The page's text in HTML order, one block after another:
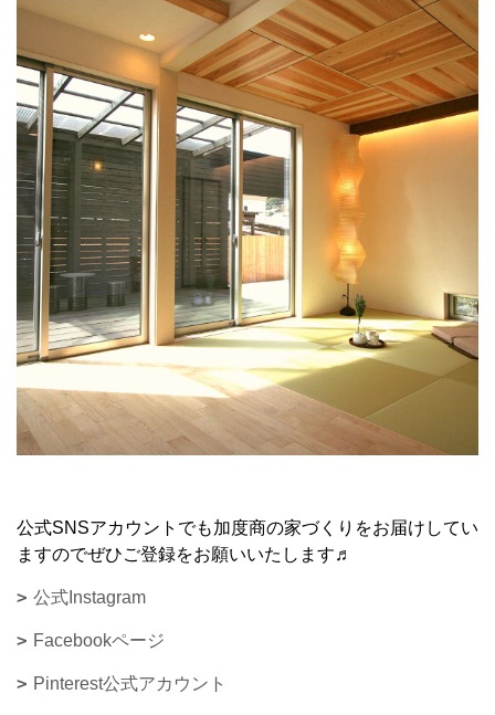
公式SNSアカウントでも加度商の家づくりをお届けしてい
ますのでぜひご登録をお願いいたします♬
公式Instagram
Facebookページ
Pinterest公式アカウント